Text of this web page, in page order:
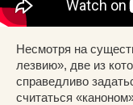
Несмотря на
лезвию», две из
справедливо
считаться